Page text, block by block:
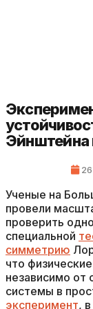
Эйнштейна
26
Ученые на
провели
проверить
специальной
симметрию
что
независимо от
системы в
эксперимент,